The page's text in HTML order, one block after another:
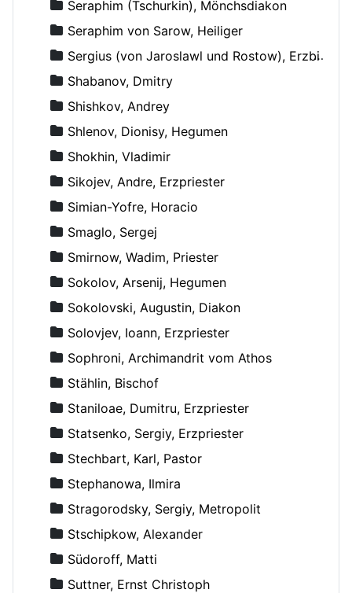
Seraphim (Tschurkin), Mönchsdiakon
Seraphim von Sarow, Heiliger
Sergius (von Jaroslawl und Rostow), Erzbischof
Shabanov, Dmitry
Shishkov, Andrey
Shlenov, Dionisy, Hegumen
Shokhin, Vladimir
Sikojev, Andre, Erzpriester
Simian-Yofre, Horacio
Smaglo, Sergej
Smirnow, Wadim, Priester
Sokolov, Arsenij, Hegumen
Sokolovski, Augustin, Diakon
Solovjev, Ioann, Erzpriester
Sophroni, Archimandrit vom Athos
Stählin, Bischof
Staniloae, Dumitru, Erzpriester
Statsenko, Sergiy, Erzpriester
Stechbart, Karl, Pastor
Stephanowa, Ilmira
Stragorodsky, Sergiy, Metropolit
Stschipkow, Alexander
Südoroff, Matti
Suttner, Ernst Christoph